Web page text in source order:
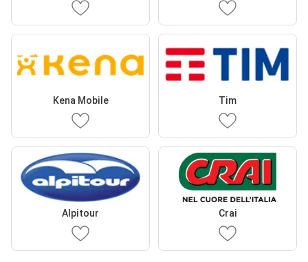
Kena Mobile Tim
Alpitour Crai